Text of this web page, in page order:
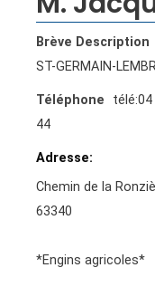
Brève Description
ST-GERMAIN-
Téléphone
44
Chemin de la
63340
*Engins agricoles*